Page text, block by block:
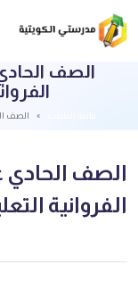
الصف الحادي
الفروانية التعليمية